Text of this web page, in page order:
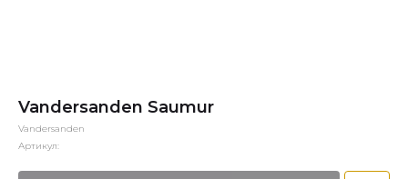
Vandersanden Saumur
Vandersanden
Артикул: